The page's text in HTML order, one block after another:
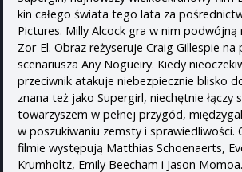
kin całego świata tego lata za
Pictures. Milly Alcock gra w nim podwójną
Zor-El. Obraz reżyseruje Craig Gillespie
scenariusza Any Nogueiry. Kiedy
przeciwnik atakuje niebezpiecznie blisko
znana też jako Supergirl, niechętnie łączy
towarzyszem w pełnej przygód,
w poszukiwaniu zemsty i sprawiedliwości.
filmie występują Matthias Schoenaerts,
Krumholtz, Emily Beecham i Jason